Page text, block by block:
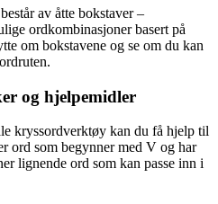
av åtte bokstaver –
ordkombinasjoner basert på
om bokstavene og se om du kan
og hjelpemidler
kryssordverktøy kan du få hjelp til
ord som begynner med V og har
lignende ord som kan passe inn i